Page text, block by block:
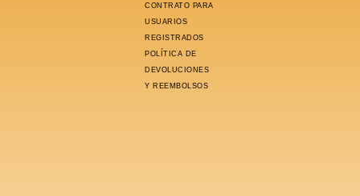
CONTRATO PARA
USUARIOS
REGISTRADOS
POLÍTICA DE
DEVOLUCIONES
Y REEMBOLSOS